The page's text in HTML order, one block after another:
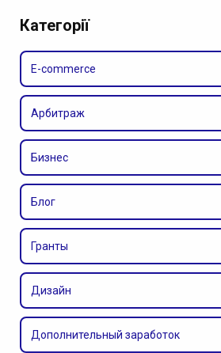
Категорії
E-commerce
Арбитраж
Бизнес
Блог
Гранты
Дизайн
Дополнительный заработок